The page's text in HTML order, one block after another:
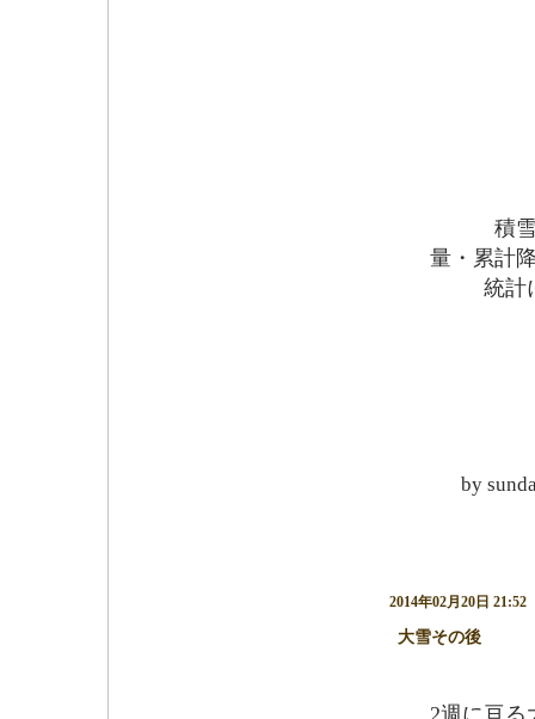
積雪量
量・累計
統計に
by
大雪その後
2014年02月20日 21:52
2週に亘る